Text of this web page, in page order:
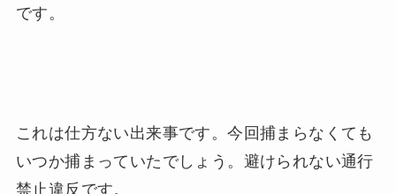
です。
これは仕方ない出来事です。今回捕まらなくても
いつか捕まっていたでしょう。避けられない通行
禁止違反です。